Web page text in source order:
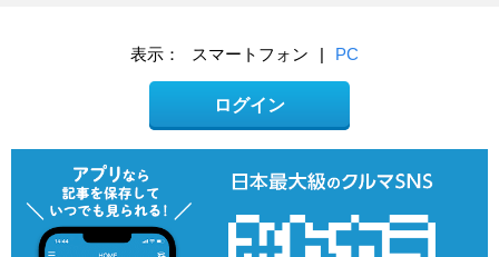
表示： スマートフォン | PC
ログイン